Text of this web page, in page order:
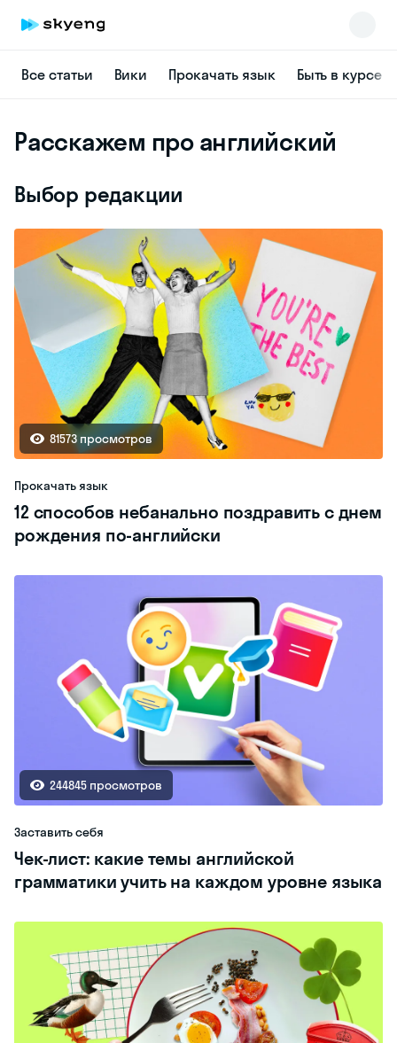
Все статьи Вики Прокачать язык Быть в курсе
Расскажем про английский
Выбор редакции
81573 просмотров
Прокачать язык
12 способов небанально поздравить с днем
рождения по-английски
244845 просмотров
Заставить себя
Чек-лист: какие темы английской
грамматики учить на каждом уровне языка